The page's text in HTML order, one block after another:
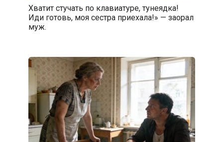
Хватит стучать по клавиатуре, тунеядка!
Иди готовь, моя сестра приехала!» — заорал
муж.